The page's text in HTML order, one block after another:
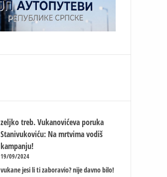
zeljko treb. Vukanovićeva poruka
Stanivukoviću: Na mrtvima vodiš
kampanju!
19/09/2024
vukane jesi li ti zaboravio? nije davno bilo!